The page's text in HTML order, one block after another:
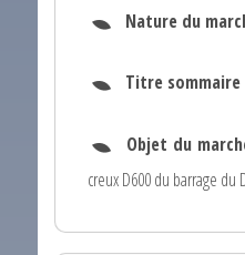
Nature du
Titre sommaire
Objet du
creux D600 du barrage du